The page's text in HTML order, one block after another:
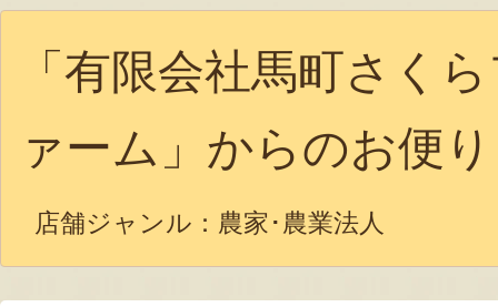
「有限会社馬町さく
ァーム」からのお便り
店舗ジャンル： 農家･農業法人